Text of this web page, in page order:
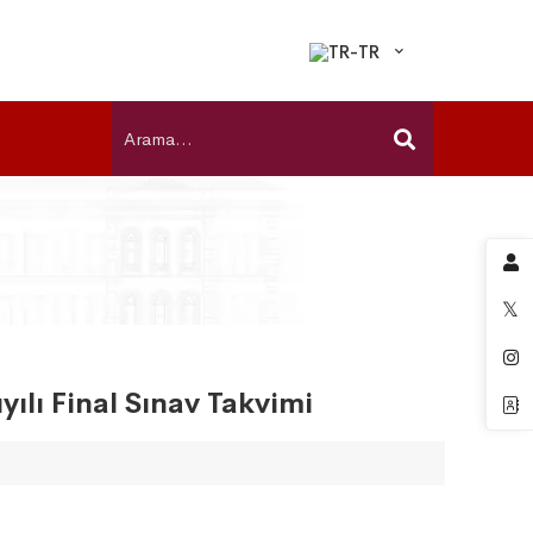
Final Sınav Takvimi